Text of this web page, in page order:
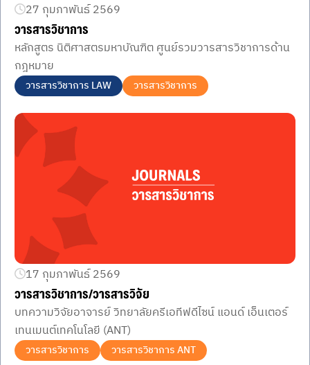
27 กุมภาพันธ์ 2569
วารสารวิชาการ
หลักสูตร นิติศาสตรมหาบัณฑิต ศูนย์รวมวารสารวิชาการด้าน
กฎหมาย
วารสารวิชาการ LAW วารสารวิชาการ
17 กุมภาพันธ์ 2569
วารสารวิชาการ/วารสารวิจัย
บทความวิจัยอาจารย์ วิทยาลัยครีเอทีฟดีไซน์ แอนด์ เอ็นเตอร์
เทนเมนต์เทคโนโลยี (ANT)
วารสารวิชาการ วารสารวิชาการ ANT